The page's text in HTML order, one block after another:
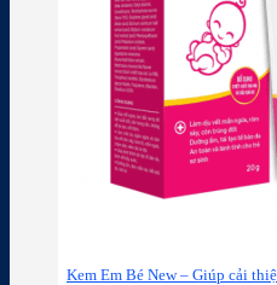
Kem Em Bé New – Giúp cải